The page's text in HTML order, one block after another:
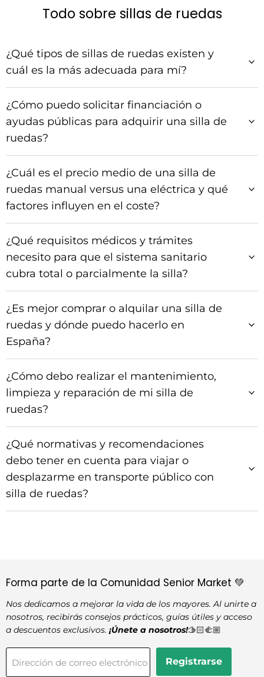
Todo sobre sillas de ruedas
¿Qué tipos de sillas de ruedas existen y
cuál es la más adecuada para mí?
¿Cómo puedo solicitar financiación o
ayudas públicas para adquirir una silla de
ruedas?
¿Cuál es el precio medio de una silla de
ruedas manual versus una eléctrica y qué
factores influyen en el coste?
¿Qué requisitos médicos y trámites
necesito para que el sistema sanitario
cubra total o parcialmente la silla?
¿Es mejor comprar o alquilar una silla de
ruedas y dónde puedo hacerlo en
España?
¿Cómo debo realizar el mantenimiento,
limpieza y reparación de mi silla de
ruedas?
¿Qué normativas y recomendaciones
debo tener en cuenta para viajar o
desplazarme en transporte público con
silla de ruedas?
Forma parte de la Comunidad Senior Market 💚
Nos dedicamos a mejorar la vida de los mayores. Al unirte a
nosotros, recibirás consejos prácticos, guías útiles y acceso
a descuentos exclusivos. ¡Únete a nosotros!🫱🏻‍🫲🏼
Dirección de correo electrónico Registrarse